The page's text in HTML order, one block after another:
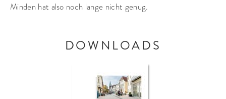
Minden hat also noch lange nicht genug.
DOWNLOADS